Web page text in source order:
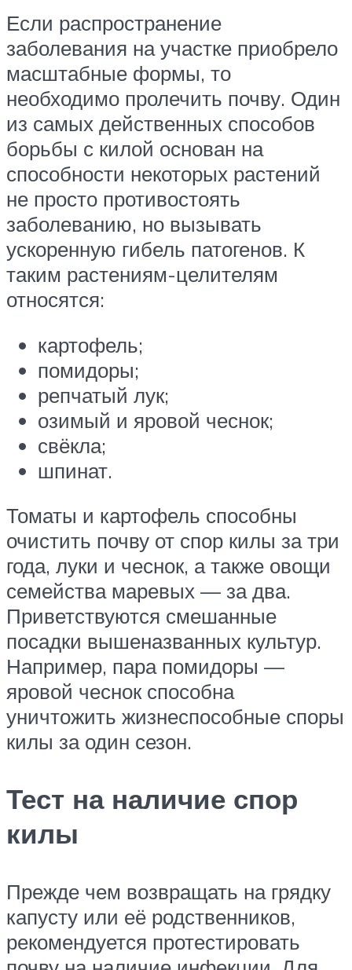
Если распространение
заболевания на участке приобрело
масштабные формы, то
необходимо пролечить почву. Один
из самых действенных способов
борьбы с килой основан на
способности некоторых растений
не просто противостоять
заболеванию, но вызывать
ускоренную гибель патогенов. К
таким растениям-целителям
относятся:
картофель;
помидоры;
репчатый лук;
озимый и яровой чеснок;
свёкла;
шпинат.
Томаты и картофель способны
очистить почву от спор килы за три
года, луки и чеснок, а также овощи
семейства маревых — за два.
Приветствуются смешанные
посадки вышеназванных культур.
Например, пара помидоры —
яровой чеснок способна
уничтожить жизнеспособные споры
килы за один сезон.
Тест на наличие спор
килы
Прежде чем возвращать на грядку
капусту или её родственников,
рекомендуется протестировать